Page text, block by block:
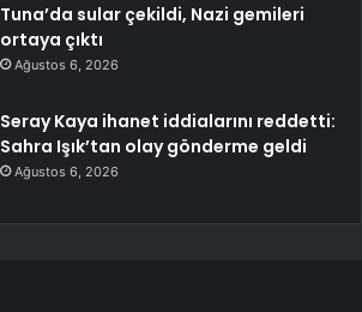
Tuna’da sular çekildi, Nazi gemileri
ortaya çıktı
Ağustos 6, 2026
Seray Kaya ihanet iddialarını reddetti:
Sahra Işık’tan olay gönderme geldi
Ağustos 6, 2026